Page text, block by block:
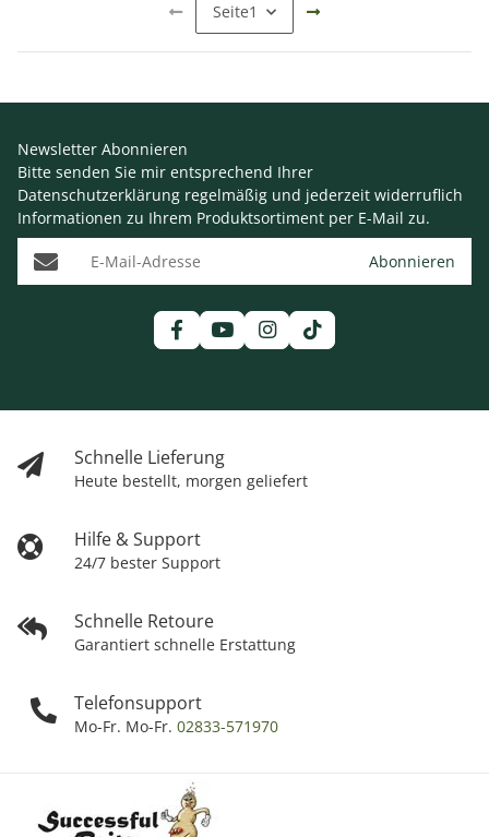
Seite1
Schnelle Lieferung
Heute bestellt, morgen geliefert
Hilfe & Support
24/7 bester Support
Schnelle Retoure
Garantiert schnelle Erstattung
Telefonsupport
Mo-Fr. Mo-Fr. 02833-571970
Newsletter Abonnieren
Bitte senden Sie mir entsprechend Ihrer
Datenschutzerklärung regelmäßig und jederzeit widerruflich
Informationen zu Ihrem Produktsortiment per E-Mail zu.
E-Mail-Adresse Abonnieren